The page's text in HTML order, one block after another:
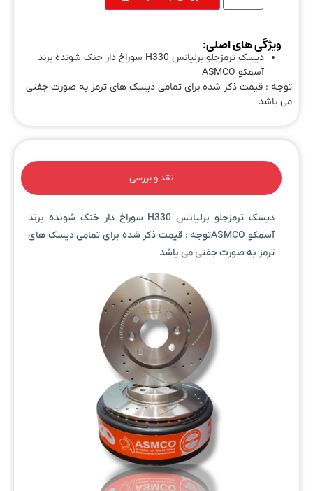
ویژگی های اصلی:
دیسک ترمزجلو برلیانس H330 سوراخ دار خنک شونده برند
آسمکو ASMCO
توجه : قیمت ذکر شده برای تمامی دیسک های ترمز به صورت جفتی
می باشد
نقد و بررسی
دیسک ترمزجلو برلیانس H330 سوراخ دار خنک شونده برند
آسمکو ASMCOتوجه : قیمت ذکر شده برای تمامی دیسک های
ترمز به صورت جفتی می باشد